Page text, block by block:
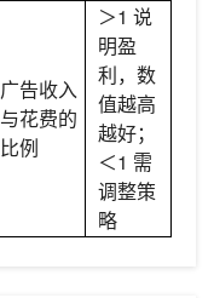
广告收入
与花费的
比例
＞1 说
明盈
利，数
值越高
越好；
＜1 需
调整策
略